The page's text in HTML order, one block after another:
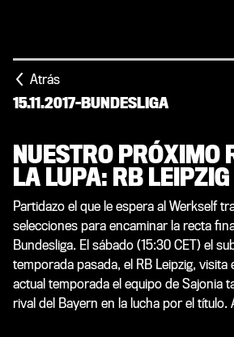
Atrás
15.11.2017-BUNDESLIGA
NUESTRO PRÓXIMO
LA LUPA: RB LEIPZIG
Partidazo el que le espera al Werkself
selecciones para encaminar la recta
Bundesliga. El sábado (15:30 CET) el
temporada pasada, el RB Leipzig, visita
actual temporada el equipo de Sajonia
rival del Bayern en la lucha por el título.